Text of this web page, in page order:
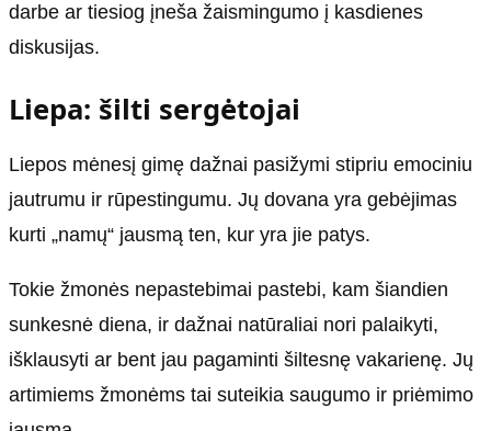
darbe ar tiesiog įneša žaismingumo į kasdienes
diskusijas.
Liepa: šilti sergėtojai
Liepos mėnesį gimę dažnai pasižymi stipriu emociniu
jautrumu ir rūpestingumu. Jų dovana yra gebėjimas
kurti „namų“ jausmą ten, kur yra jie patys.
Tokie žmonės nepastebimai pastebi, kam šiandien
sunkesnė diena, ir dažnai natūraliai nori palaikyti,
išklausyti ar bent jau pagaminti šiltesnę vakarienę. Jų
artimiems žmonėms tai suteikia saugumo ir priėmimo